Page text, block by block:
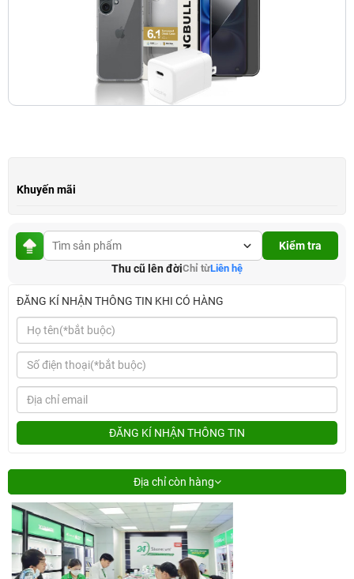
Khuyến mãi
Kiểm tra
Thu cũ lên đờiChỉ từLiên hệ
ĐĂNG KÍ NHẬN THÔNG TIN KHI CÓ HÀNG
ĐĂNG KÍ NHẬN THÔNG TIN
Địa chỉ còn hàng